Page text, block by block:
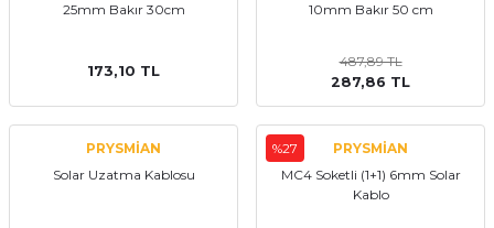
25mm Bakır 30cm
173,10 TL
10mm Bakır 50 cm
487,89 TL
287,86 TL
PRYSMİAN
Solar Uzatma Kablosu
%27
PRYSMİAN
MC4 Soketli (1+1) 6mm Solar
Kablo